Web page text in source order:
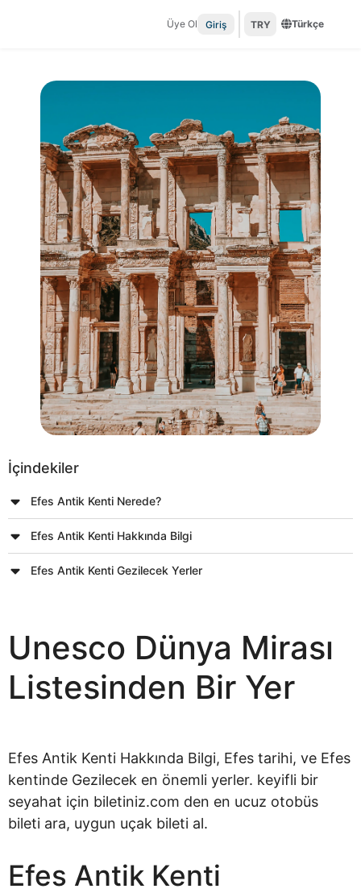
Üye Ol Giriş TRY Türkçe
İçindekiler
Efes Antik Kenti Nerede?
Efes Antik Kenti Hakkında Bilgi
Efes Antik Kenti Gezilecek Yerler
Unesco Dünya Mirası
Listesinden Bir Yer
Efes Antik Kenti Hakkında Bilgi, Efes tarihi, ve Efes
kentinde Gezilecek en önemli yerler. keyifli bir
seyahat için biletiniz.com den en ucuz otobüs
bileti ara, uygun uçak bileti al.
Efes Antik Kenti